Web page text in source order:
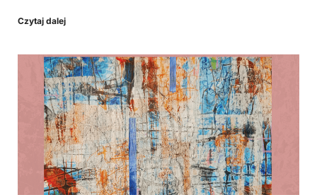
Czytaj dalej